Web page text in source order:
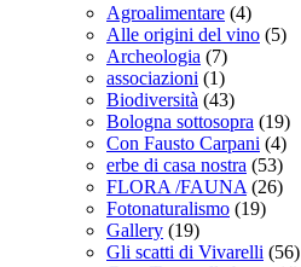
Agroalimentare (4)
Alle origini del vino (5)
Archeologia (7)
associazioni (1)
Biodiversità (43)
Bologna sottosopra (19)
Con Fausto Carpani (4)
erbe di casa nostra (53)
FLORA /FAUNA (26)
Fotonaturalismo (19)
Gallery (19)
Gli scatti di Vivarelli (56)